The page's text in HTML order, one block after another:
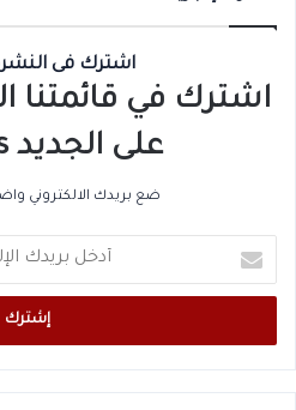
اشترك فى النشرة
اشترك في قائمتنا
على الجديد updates!
ضع بريدك الالكتروني
بريدك
الإلكتروني